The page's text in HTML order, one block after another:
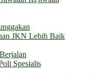
JKN Lebih Baik
Spesialis